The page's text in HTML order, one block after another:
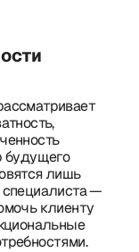
будущего
лишь
—
клиенту